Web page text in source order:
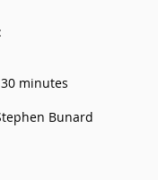
:
minutes
Bunard​